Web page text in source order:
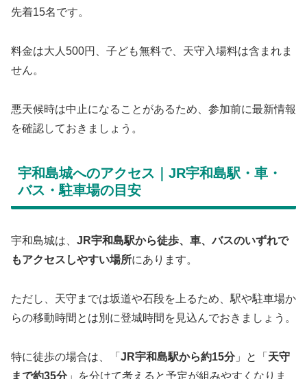
先着15名です。
料金は大人500円、子ども無料で、天守入場料は含まれま
せん。
悪天候時は中止になることがあるため、参加前に最新情報
を確認しておきましょう。
宇和島城へのアクセス｜JR宇和島駅・車・
バス・駐車場の目安
宇和島城は、 JR宇和島駅から徒歩、車、バスのいずれで
もアクセスしやすい場所にあります。
ただし、天守までは坂道や石段を上るため、駅や駐車場か
らの移動時間とは別に登城時間を見込んでおきましょう。
特に徒歩の場合は、「 JR宇和島駅から約15分」と「 天守
まで約35分」を分けて考えると予定が組みやすくなりま